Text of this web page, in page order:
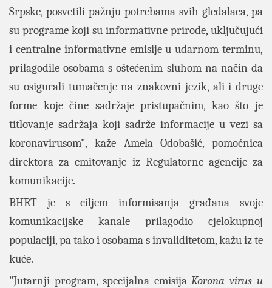
Srpske, posvetili pažnju potrebama svih gledalaca, pa
su programe koji su informativne prirode, uključujući
i centralne informativne emisije u udarnom terminu,
prilagodile osobama s oštećenim sluhom na način da
su osigurali tumačenje na znakovni jezik, ali i druge
forme koje čine sadržaje pristupačnim, kao što je
titlovanje sadržaja koji sadrže informacije u vezi sa
koronavirusom", kaže Amela Odobašić, pomoćnica
direktora za emitovanje iz Regulatorne agencije za
komunikacije.
BHRT je s ciljem informisanja građana svoje
komunikacijske kanale prilagodio cjelokupnoj
populaciji, pa tako i osobama s invaliditetom, kažu iz te
kuće.
"Jutarnji program, specijalna emisijaKorona virus u